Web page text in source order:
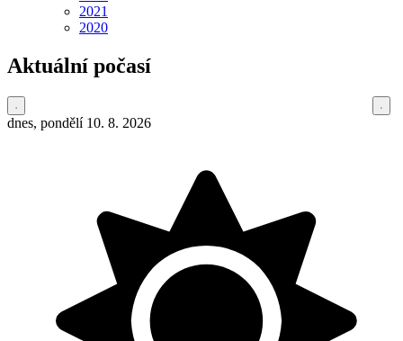
2021
2020
Aktuální počasí
dnes, pondělí 10. 8. 2026